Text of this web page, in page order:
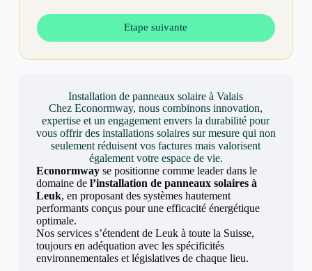
Etape suivante
Installation de panneaux solaire à Valais
Chez Econormway, nous combinons innovation,
expertise et un engagement envers la durabilité pour
vous offrir des installations solaires sur mesure qui non
seulement réduisent vos factures mais valorisent
également votre espace de vie.
Econormwayse positionne comme leader dans le
domaine de l’installation de panneaux solaires à
Leuk, en proposant des systèmes hautement
performants conçus pour une efficacité énergétique
optimale.
Nos services s’étendent de Leuk à toute la Suisse,
toujours en adéquation avec les spécificités
environnementales et législatives de chaque lieu.